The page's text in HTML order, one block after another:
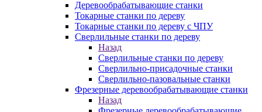
Деревообрабатывающие станки
Токарные станки по дереву
Токарные станки по дереву с ЧПУ
Сверлильные станки по дереву
Назад
Сверлильные станки по дереву
Сверлильно-присадочные станки
Сверлильно-пазовальные станки
Фрезерные деревообрабатывающие станки
Назад